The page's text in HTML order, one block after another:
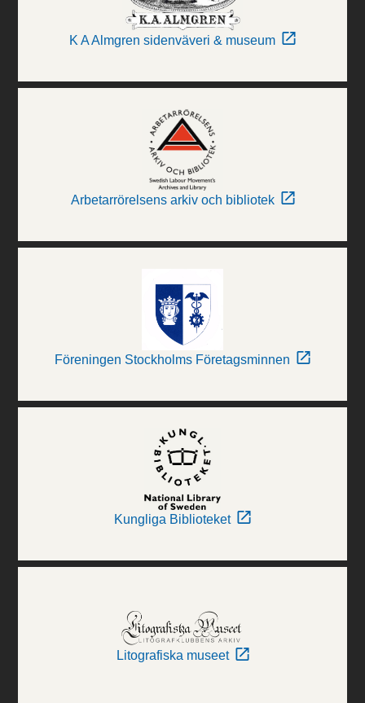
K A Almgren sidenväveri & museum
Arbetarrörelsens arkiv och bibliotek
Föreningen Stockholms Företagsminnen
Kungliga Biblioteket
Litografiska museet